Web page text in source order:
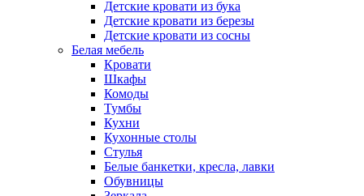
Детские кровати из бука
Детские кровати из березы
Детские кровати из сосны
Белая мебель
Кровати
Шкафы
Комоды
Тумбы
Кухни
Кухонные столы
Стулья
Белые банкетки, кресла, лавки
Обувницы